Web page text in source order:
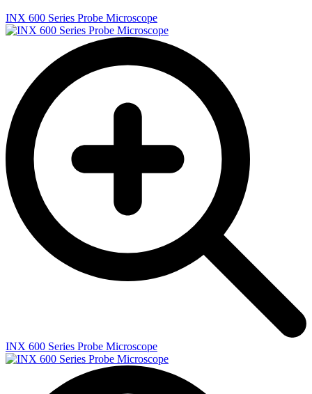
INX 600 Series Probe Microscope
INX 600 Series Probe Microscope